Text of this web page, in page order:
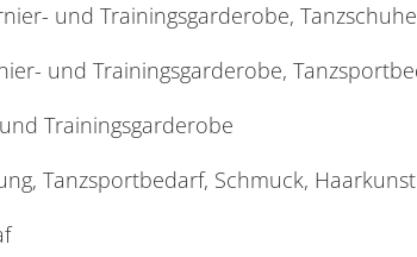
und Trainingsgarderobe,
und Trainingsgarderobe,
Trainingsgarderobe
Tanzsportbedarf, Schmuck, Haarkunst